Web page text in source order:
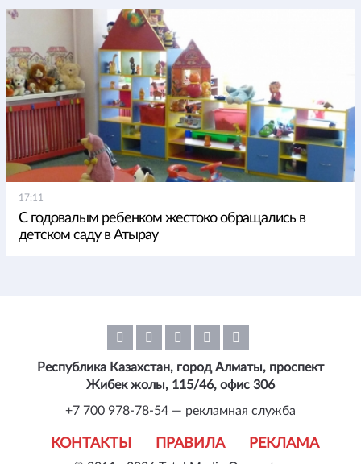
17:11
С годовалым ребенком жестоко обращались в
детском саду в Атырау
КОНТАКТЫ ПРАВИЛА РЕКЛАМА
Республика Казахстан, город Алматы, проспект
Жибек жолы, 115/46, офис 306
+7 700 978-78-54 — рекламная служба